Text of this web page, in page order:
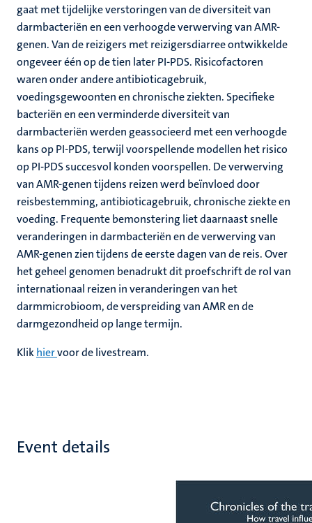
gaat met tijdelijke verstoringen van de diversiteit van
darmbacteriën en een verhoogde verwerving van AMR-
genen. Van de reizigers met reizigersdiarree ontwikkelde
ongeveer één op de tien later PI-PDS. Risicofactoren
waren onder andere antibioticagebruik,
voedingsgewoonten en chronische ziekten. Specifieke
bacteriën en een verminderde diversiteit van
darmbacteriën werden geassocieerd met een verhoogde
kans op PI-PDS, terwijl voorspellende modellen het risico
op PI-PDS succesvol konden voorspellen. De verwerving
van AMR-genen tijdens reizen werd beïnvloed door
reisbestemming, antibioticagebruik, chronische ziekte en
voeding. Frequente bemonstering liet daarnaast snelle
veranderingen in darmbacteriën en de verwerving van
AMR-genen zien tijdens de eerste dagen van de reis. Over
het geheel genomen benadrukt dit proefschrift de rol van
internationaal reizen in veranderingen van het
darmmicrobioom, de verspreiding van AMR en de
darmgezondheid op lange termijn.
Klikhiervoor de livestream.
Event details